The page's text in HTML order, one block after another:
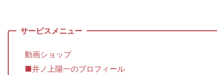
動画ショップ
■井ノ上陽一のプロフィール